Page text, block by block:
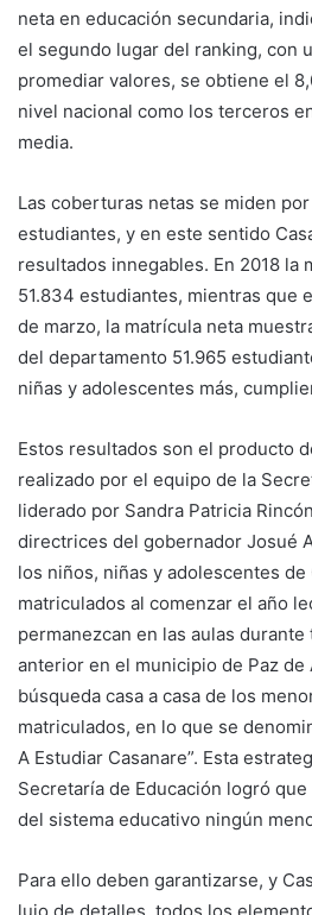
neta en educación secundaria,
el segundo lugar del ranking, con
promediar valores, se obtiene el
nivel nacional como los terceros
media.
Las coberturas netas se miden
estudiantes, y en este sentido
resultados innegables. En 2018 la
51.834 estudiantes, mientras que
de marzo, la matrícula neta
del departamento 51.965
niñas y adolescentes más,
Estos resultados son el producto
realizado por el equipo de la
liderado por Sandra Patricia
directrices del gobernador Josué
los niños, niñas y adolescentes de
matriculados al comenzar el año
permanezcan en las aulas
anterior en el municipio de Paz de
búsqueda casa a casa de los
matriculados, en lo que se
A Estudiar Casanare”. Esta
Secretaría de Educación logró
del sistema educativo ningún
Para ello deben garantizarse, y
lujo de detalles, todos los